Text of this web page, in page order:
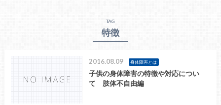
TAG
特徴
2016.08.09 身体障害とは
子供の身体障害の特徴や対応につい
て 肢体不自由編